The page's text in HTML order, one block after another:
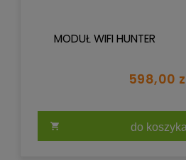
MODUŁ WIFI HUNTER
598,00
do koszyka